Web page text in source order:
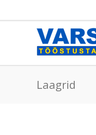
Laagrid